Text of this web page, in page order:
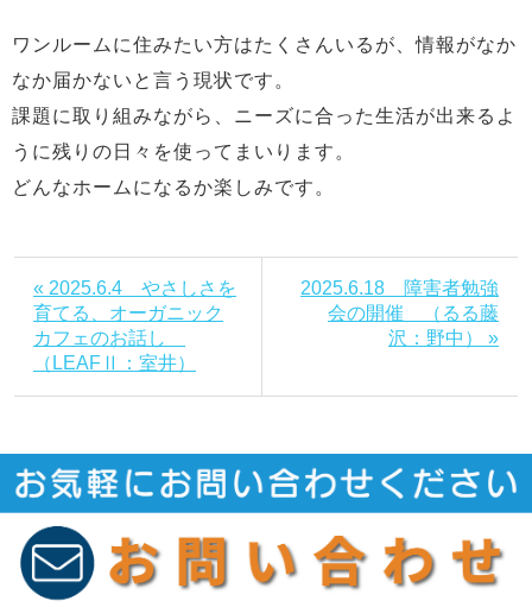
ワンルームに住みたい方はたくさんいるが、情報がなか
なか届かないと言う現状です。
課題に取り組みながら、ニーズに合った生活が出来るよ
うに残りの日々を使ってまいります。
どんなホームになるか楽しみです。
« 2025.6.4 やさしさを
育てる、オーガニック
カフェのお話し
（LEAFⅡ：室井）
2025.6.18 障害者勉強
会の開催 （るる藤
沢：野中） »